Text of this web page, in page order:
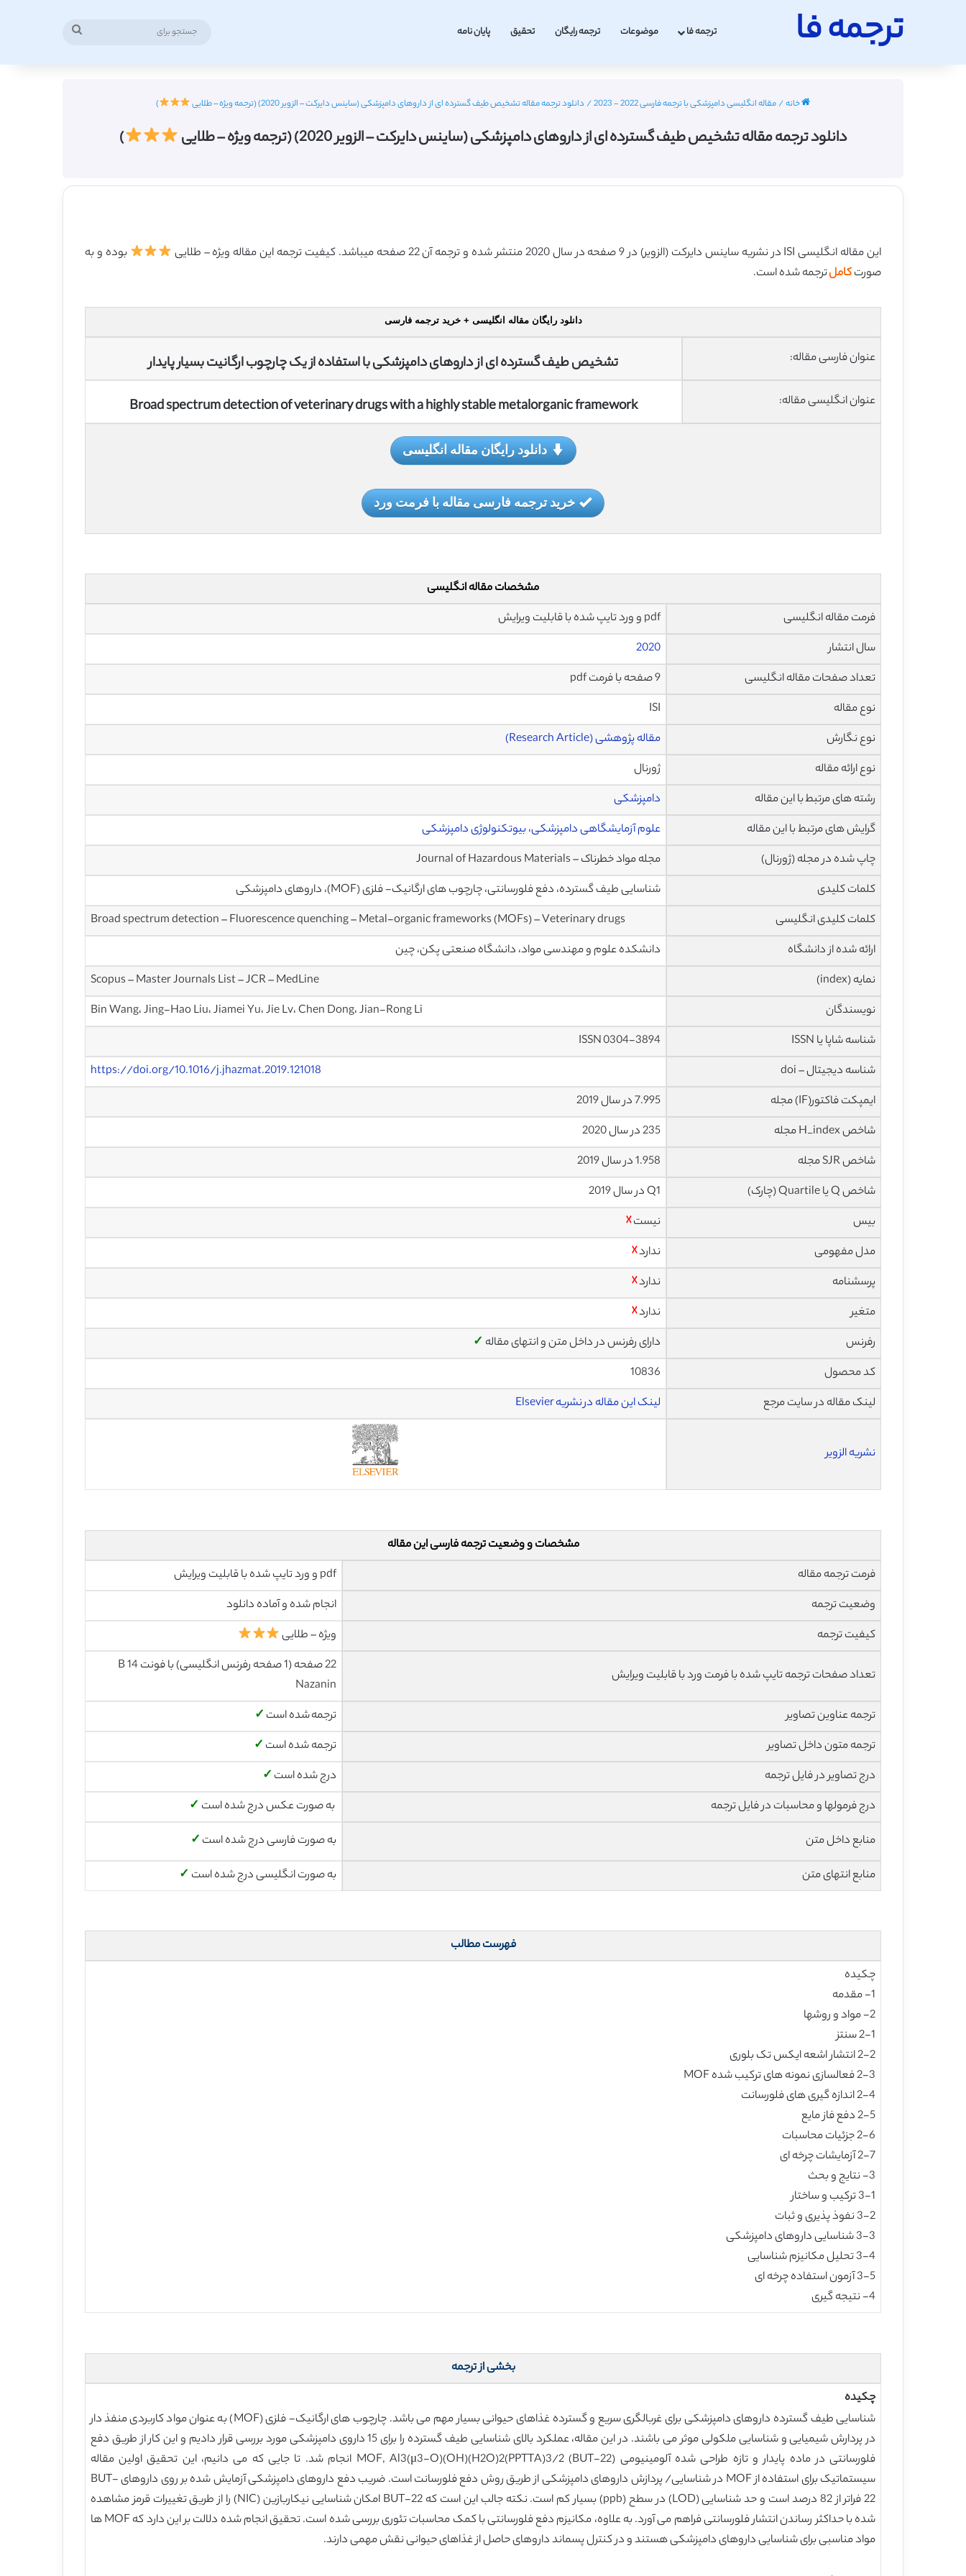
ترجمه فا ترجمه فا موضوعات ترجمه رایگان تحقیق پایان نامه
خانه/مقاله انگلیسی دامپزشکی با ترجمه فارسی 2022 - 2023 / دانلود ترجمه مقاله تشخیص طیف گسترده ای از داروهای دامپزشکی (ساینس دایرکت – الزویر 2020) (ترجمه ویژه – طلایی )
دانلود ترجمه مقاله تشخیص طیف گسترده ای از داروهای دامپزشکی (ساینس دایرکت – الزویر 2020) (ترجمه ویژه – طلایی )
این مقاله انگلیسی ISI در نشریه ساینس دایرکت (الزویر) در 9 صفحه در سال 2020 منتشر شده و ترجمه آن 22 صفحه میباشد. کیفیت ترجمه این مقاله ویژه – طلایی
بوده و به
صورتکاملترجمه شده است.
دانلود رایگان مقاله انگلیسی + خرید ترجمه فارسی
عنوان فارسی مقاله: تشخیص طیف گسترده ای از داروهای دامپزشکی با استفاده از یک چارچوب ارگانیت بسیار پایدار
عنوان انگلیسی مقاله: Broad spectrum detection of veterinary drugs with a highly stable metalorganic framework
دانلود رایگان مقاله انگلیسی
خرید ترجمه فارسی مقاله با فرمت ورد
مشخصات مقاله انگلیسی
فرمت مقاله انگلیسی
pdf و ورد تایپ شده با قابلیت ویرایش
سال انتشار
2020
تعداد صفحات مقاله انگلیسی
9 صفحه با فرمت pdf
نوع مقاله
ISI
نوع نگارش
مقاله پژوهشی (Research Article)
نوع ارائه مقاله
ژورنال
رشته های مرتبط با این مقاله
دامپزشکی
گرایش های مرتبط با این مقاله
علوم آزمایشگاهی دامپزشکی،بیوتکنولوژی دامپزشکی
چاپ شده در مجله (ژورنال)
مجله مواد خطرناک – Journal of Hazardous Materials
کلمات کلیدی
شناسایی طیف گسترده، دفع فلورسانتی، چارچوب های ارگانیک- فلزی (MOF)، داروهای دامپزشکی
کلمات کلیدی انگلیسی
Broad spectrum detection – Fluorescence quenching – Metal-organic frameworks (MOFs) – Veterinary drugs
ارائه شده از دانشگاه
دانشکده علوم و مهندسی مواد، دانشگاه صنعتی پکن، چین
نمایه (index)
Scopus – Master Journals List – JCR – MedLine
نویسندگان
Bin Wang، Jing-Hao Liu، Jiamei Yu، Jie Lv، Chen Dong، Jian-Rong Li
شناسه شاپا یا ISSN
ISSN 0304-3894
شناسه دیجیتال – doi
https://doi.org/10.1016/j.jhazmat.2019.121018
ایمپکت فاکتور(IF) مجله
7.995 در سال 2019
شاخص H_index مجله
235 در سال 2020
شاخص SJR مجله
1.958 در سال 2019
شاخص Q یا Quartile (چارک)
Q1 در سال 2019
بیس
نیست☓
مدل مفهومی
ندارد☓
پرسشنامه
ندارد☓
متغیر
ندارد☓
رفرنس
دارای رفرنس در داخل متن و انتهای مقاله ✓
کد محصول
10836
لینک مقاله در سایت مرجع
لینک این مقاله در نشریه Elsevier
نشریه الزویر
مشخصات و وضعیت ترجمه فارسی این مقاله
فرمت ترجمه مقاله
pdf و ورد تایپ شده با قابلیت ویرایش
وضعیت ترجمه
انجام شده و آماده دانلود
کیفیت ترجمه
ویژه – طلایی
تعداد صفحات ترجمه تایپ شده با فرمت ورد با قابلیت ویرایش
22 صفحه (1 صفحه رفرنس انگلیسی) با فونت 14 B
Nazanin
ترجمه عناوین تصاویر
ترجمه شده است ✓
ترجمه متون داخل تصاویر
ترجمه شده است ✓
درج تصاویر در فایل ترجمه
درج شده است ✓
درج فرمولها و محاسبات در فایل ترجمه
به صورت عکس درج شده است ✓
منابع داخل متن
به صورت فارسی درج شده است ✓
منابع انتهای متن
به صورت انگلیسی درج شده است ✓
فهرست مطالب
چکیده
1- مقدمه
2- مواد و روشها
2-1 سنتز
2-2 انتشار اشعه ایکس تک بلوری
2-3 فعالسازی نمونه های ترکیب شده MOF
2-4 اندازه گیری های فلورسانت
2-5 دفع فاز مایع
2-6 جزئیات محاسبات
2-7 آزمایشات چرخه ای
3- نتایج و بحث
3-1 ترکیب و ساختار
3-2 نفوذ پذیری و ثبات
3-3 شناسایی داروهای دامپزشکی
3-4 تحلیل مکانیزم شناسایی
3-5 آزمون استفاده چرخه ای
4- نتیجه گیری
بخشی از ترجمه
چکیده
شناسایی طیف گسترده داروهای دامپزشکی برای غربالگری سریع و گسترده غذاهای حیوانی بسیار مهم می باشد. چارچوب های ارگانیک- فلزی (MOF) به عنوان مواد کاربردی منفذ دار
در پردارش شیمیایی و شناسایی ملکولی موثر می باشند. در این مقاله، عملکرد بالای شناسایی طیف گسترده را برای 15 داروی دامپزشکی مورد بررسی قرار دادیم و این کار از طریق دفع
فلورسانتی در ماده پایدار و تازه طراحی شده آلومینیومی MOF, Al3(μ3-O)(OH)(H2O)2(PPTTA)3/2 (BUT-22) انجام شد. تا جایی که می دانیم، این تحقیق اولین مقاله
سیستماتیک برای استفاده از MOF در شناسایی/ پردازش داروهای دامپزشکی از طریق روش دفع فلورسانت است. ضریب دفع داروهای دامپزشکی آزمایش شده بر روی داروهای BUT-
22 فراتر از 82 درصد است و حد شناسایی (LOD) در سطح (ppb) بسیار کم است. نکته جالب این است که BUT-22 امکان شناسایی نیکاربازین (NIC) را از طریق تغییرات قرمز مشاهده
شده با حداکثر رساندن انتشار فلورسانتی فراهم می آورد. به علاوه، مکانیزم دفع فلورسانتی با کمک محاسبات تئوری بررسی شده است. تحقیق انجام شده دلالت بر این دارد که MOF ها
مواد مناسبی برای شناسایی داروهای دامپزشکی هستند و در کنترل پسماند داروهای حاصل از غذاهای حیوانی نقش مهمی دارند.